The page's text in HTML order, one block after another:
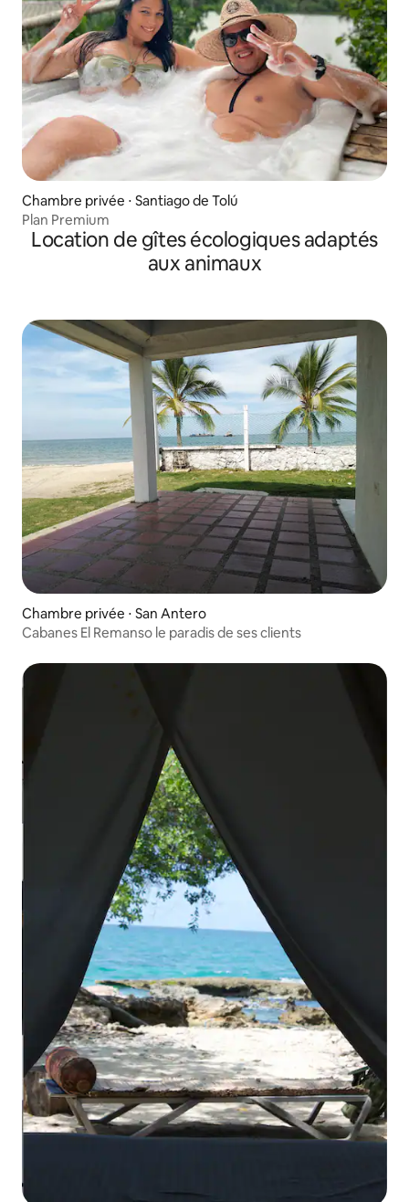
Chambre privée ⋅ Santiago de Tolú
Plan Premium
Location de gîtes écologiques adaptés
aux animaux
Chambre privée ⋅ San Antero
Cabanes El Remanso le paradis de ses clients